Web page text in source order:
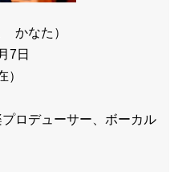
かなた）
7日
）
ロデューサー、ボーカル